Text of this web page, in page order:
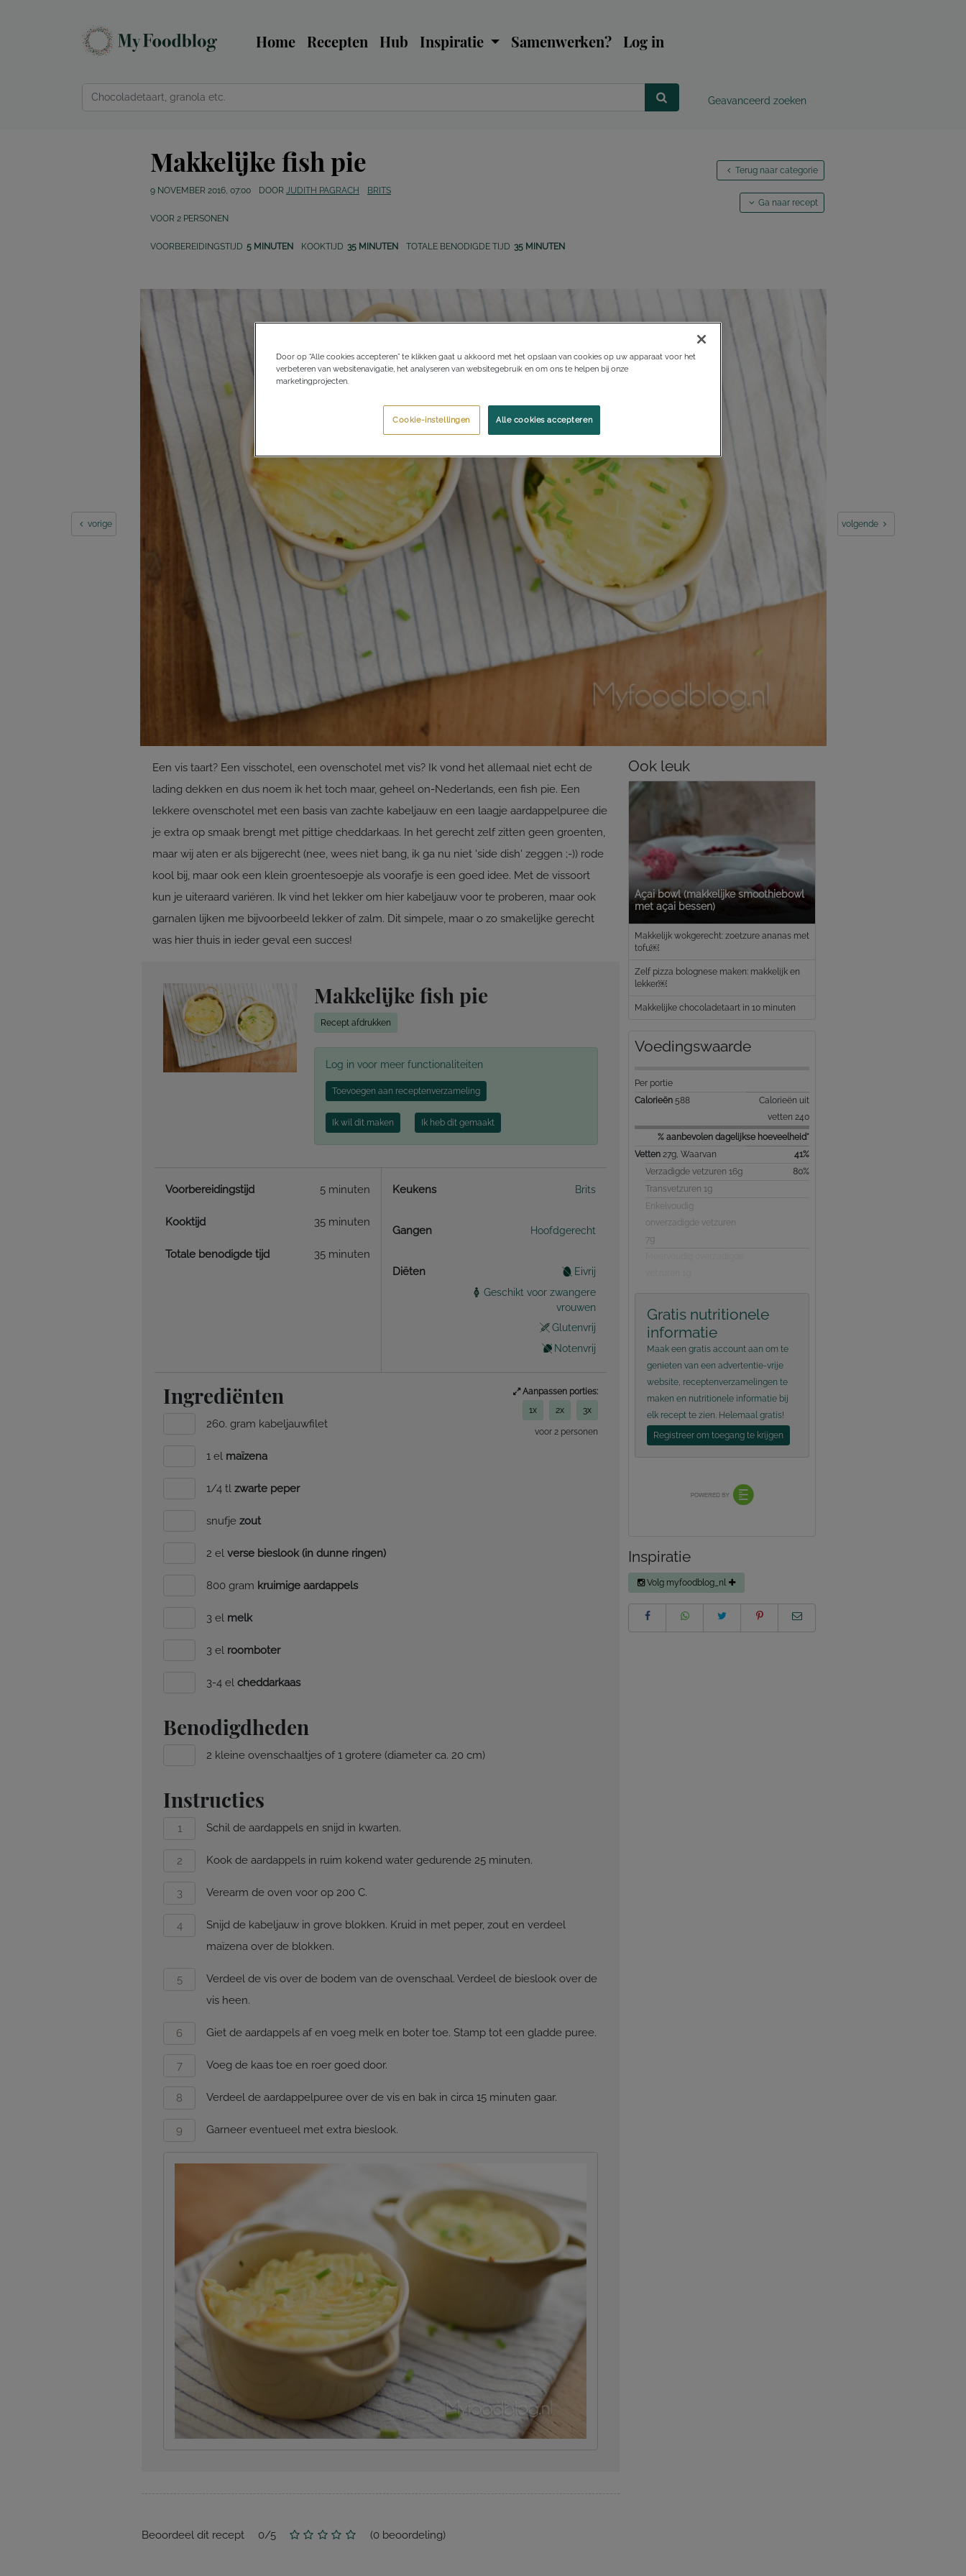
Home Recepten Hub Inspiratie Samenwerken? Log in
Geavanceerd zoeken
Makkelijke fish pie
9 NOVEMBER 2016, 07:00 DOOR JUDITH PAGRACH BRITS
VOOR 2 PERSONEN
VOORBEREIDINGSTIJD 5 MINUTEN KOOKTIJD 35 MINUTEN TOTALE BENODIGDE TIJD 35 MINUTEN
Terug naar categorie
Ga naar recept
vorige volgende
Een vis taart? Een visschotel, een ovenschotel met vis? Ik vond het allemaal niet echt de
lading dekken en dus noem ik het toch maar, geheel on-Nederlands, een fish pie. Een
lekkere ovenschotel met een basis van zachte kabeljauw en een laagje aardappelpuree die
je extra op smaak brengt met pittige cheddarkaas. In het gerecht zelf zitten geen groenten,
maar wij aten er als bijgerecht (nee, wees niet bang, ik ga nu niet 'side dish' zeggen ;-)) rode
kool bij, maar ook een klein groentesoepje als voorafje is een goed idee. Met de vissoort
kun je uiteraard variëren. Ik vind het lekker om hier kabeljauw voor te proberen, maar ook
garnalen lijken me bijvoorbeeld lekker of zalm. Dit simpele, maar o zo smakelijke gerecht
was hier thuis in ieder geval een succes!
Makkelijke fish pie
Recept afdrukken
Log in voor meer functionaliteiten
Toevoegen aan receptenverzameling
Ik wil dit maken Ik heb dit gemaakt
Voorbereidingstijd 5 minuten
Kooktijd 35 minuten
Totale benodigde tijd 35 minuten
Keukens Brits
Gangen Hoofdgerecht
Diëten
Eivrij
Geschikt voor zwangere
vrouwen
Glutenvrij
Notenvrij
Aanpassen porties:
1x 2x 3x
voor 2 personen
Ingrediënten
260. gram kabeljauwfilet
1 el maïzena
1/4 tl zwarte peper
snufje zout
2 el verse bieslook (in dunne ringen)
800 gram kruimige aardappels
3 el melk
3 el roomboter
3-4 el cheddarkaas
Benodigdheden
2 kleine ovenschaaltjes of 1 grotere (diameter ca. 20 cm)
Instructies
Schil de aardappels en snijd in kwarten.
Kook de aardappels in ruim kokend water gedurende 25 minuten.
Verearm de oven voor op 200 C.
Snijd de kabeljauw in grove blokken. Kruid in met peper, zout en verdeel
maïzena over de blokken.
Verdeel de vis over de bodem van de ovenschaal. Verdeel de bieslook over de
vis heen.
Giet de aardappels af en voeg melk en boter toe. Stamp tot een gladde puree.
Voeg de kaas toe en roer goed door.
Verdeel de aardappelpuree over de vis en bak in circa 15 minuten gaar.
Garneer eventueel met extra bieslook.
Beoordeel dit recept 0/5 (0beoordeling)
Ook leuk
Açai bowl (makkelijke smoothiebowl
met açai bessen)
Makkelijk wokgerecht: zoetzure ananas met
tofu￼
Zelf pizza bolognese maken: makkelijk en
lekker￼
Makkelijke chocoladetaart in 10 minuten
Voedingswaarde
Per portie
Calorieën 588
Calorieën uit
vetten 240
% aanbevolen dagelijkse hoeveelheid*
Vetten 27g, Waarvan
41%
Verzadigde vetzuren 16g
80%
Transvetzuren 1g
Enkelvoudig
onverzadigde vetzuren
7g
Gratis nutritionele
informatie
Maak een gratis account aan om te
genieten van een advertentie-vrije
website, receptenverzamelingen te
maken en nutritionele informatie bij
elk recept te zien. Helemaal gratis!
Registreer om toegang te krijgen
Inspiratie
Volg myfoodblog_nl
Door op “Alle cookies accepteren” te klikken gaat u akkoord met het opslaan van cookies op uw apparaat voor het
verbeteren van websitenavigatie, het analyseren van websitegebruik en om ons te helpen bij onze
marketingprojecten.
Alle cookies accepteren
Cookie-instellingen